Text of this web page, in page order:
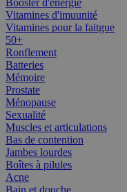
Booster d'énergie
Vitamines d'imuunité
Vitamines pour la faitgue
50+
Ronflement
Batteries
Mémoire
Prostate
Ménopause
Sexualité
Muscles et articulations
Bas de contention
Jambes lourdes
Boîtes à pilules
Acne